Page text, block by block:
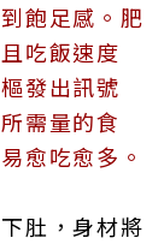
飽足感。肥
吃飯速度
發出訊號
需量的食
愈吃愈多。
肚，身材將